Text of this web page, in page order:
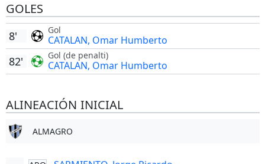
GOLES
Gol
CATALAN, Omar Humberto
8'
Gol (de penalti)
CATALAN, Omar Humberto
82'
ALINEACIÓN INICIAL
ALMAGRO